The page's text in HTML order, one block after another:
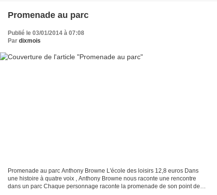
Promenade au parc
Publié le 03/01/2014 à 07:08
Par dixmois
Promenade au parc Anthony Browne L'école des loisirs 12,8 euros Dans
une histoire à quatre voix , Anthony Browne nous raconte une rencontre
dans un parc Chaque personnage raconte la promenade de son point de